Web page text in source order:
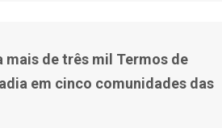
de três mil Termos de
em cinco comunidades das